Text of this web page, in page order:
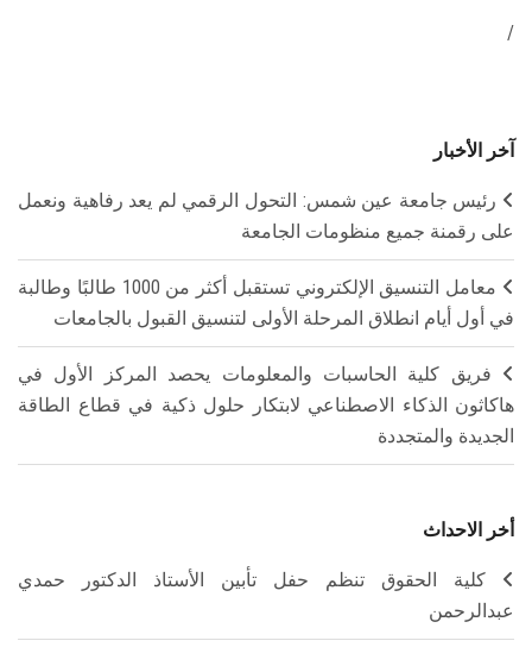
/
آخر الأخبار
رئيس جامعة عين شمس: التحول الرقمي لم يعد رفاهية ونعمل
على رقمنة جميع منظومات الجامعة
معامل التنسيق الإلكتروني تستقبل أكثر من 1000 طالبًا وطالبة
في أول أيام انطلاق المرحلة الأولى لتنسيق القبول بالجامعات
فريق كلية الحاسبات والمعلومات يحصد المركز الأول في
هاكاثون الذكاء الاصطناعي لابتكار حلول ذكية في قطاع الطاقة
الجديدة والمتجددة
أخر الاحداث
كلية الحقوق تنظم حفل تأبين الأستاذ الدكتور حمدي
عبدالرحمن